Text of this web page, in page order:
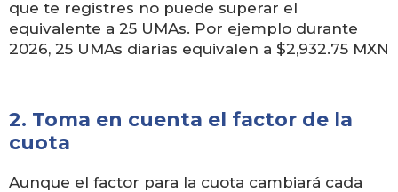
que te registres no puede superar el
equivalente a 25 UMAs. Por ejemplo durante
2026, 25 UMAs diarias equivalen a $2,932.75 MXN
2. Toma en cuenta el factor de la
cuota
Aunque el factor para la cuota cambiará cada